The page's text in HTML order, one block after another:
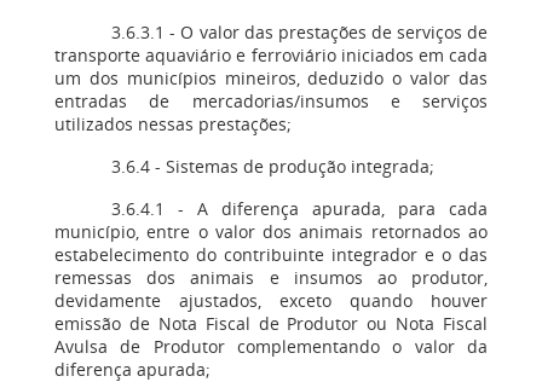
3.6.3.1 - O valor das prestações de serviços de
transporte aquaviário e ferroviário iniciados em cada
um dos municípios mineiros, deduzido o valor das
entradas de mercadorias/insumos e serviços
utilizados nessas prestações;
3.6.4 - Sistemas de produção integrada;
3.6.4.1 - A diferença apurada, para cada
município, entre o valor dos animais retornados ao
estabelecimento do contribuinte integrador e o das
remessas dos animais e insumos ao produtor,
devidamente ajustados, exceto quando houver
emissão de Nota Fiscal de Produtor ou Nota Fiscal
Avulsa de Produtor complementando o valor da
diferença apurada;